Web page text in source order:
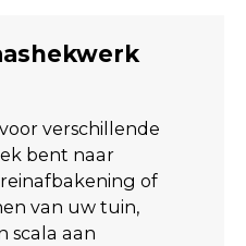
verschillende
bent naar
of
van uw tuin,
scala aan